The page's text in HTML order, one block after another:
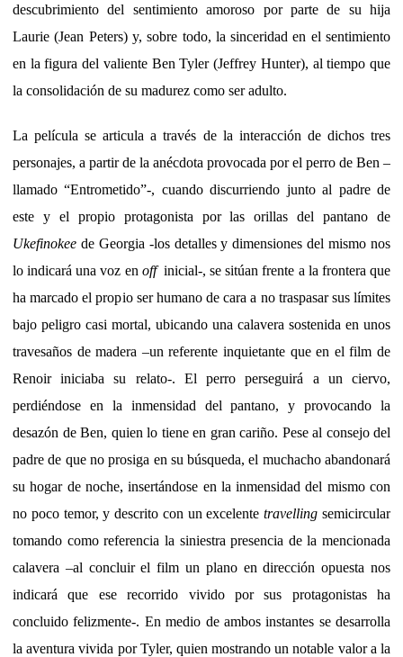
descubrimiento del sentimiento amoroso por parte de su hija
Laurie (Jean Peters) y, sobre todo, la sinceridad en el sentimiento
en la figura del valiente Ben Tyler (Jeffrey Hunter), al tiempo que
la consolidación de su madurez como ser adulto.
La película se articula a través de la interacción de dichos tres
personajes, a partir de la anécdota provocada por el perro de Ben –
llamado “Entrometido”-, cuando discurriendo junto al padre de
este y el propio protagonista por las orillas del pantano de
Ukefinokee de Georgia -los detalles y dimensiones del mismo nos
lo indicará una voz en off inicial-, se sitúan frente a la frontera que
ha marcado el propio ser humano de cara a no traspasar sus límites
bajo peligro casi mortal, ubicando una calavera sostenida en unos
travesaños de madera –un referente inquietante que en el film de
Renoir iniciaba su relato-. El perro perseguirá a un ciervo,
perdiéndose en la inmensidad del pantano, y provocando la
desazón de Ben, quien lo tiene en gran cariño. Pese al consejo del
padre de que no prosiga en su búsqueda, el muchacho abandonará
su hogar de noche, insertándose en la inmensidad del mismo con
no poco temor, y descrito con un excelentetravelling semicircular
tomando como referencia la siniestra presencia de la mencionada
calavera –al concluir el film un plano en dirección opuesta nos
indicará que ese recorrido vivido por sus protagonistas ha
concluido felizmente-. En medio de ambos instantes se desarrolla
la aventura vivida por Tyler, quien mostrando un notable valor a la